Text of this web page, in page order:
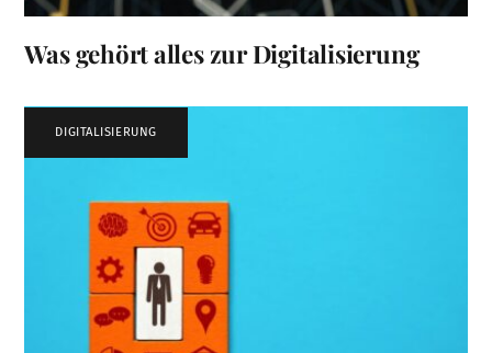
Was gehört alles zur Digitalisierung
DIGITALISIERUNG